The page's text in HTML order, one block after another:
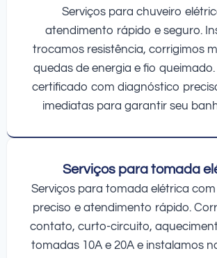
Serviços para chuveiro
atendimento rápido e seguro.
trocamos resistência, corrigimos
quedas de energia e fio queimado.
certificado com diagnóstico
imediatas para garantir seu
Serviços para tomada
Serviços para tomada elétrica
preciso e atendimento rápido.
contato, curto-circuito,
tomadas 10A e 20A e instalamos